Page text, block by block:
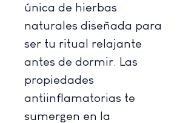
única de hierbas
naturales diseñada para
ser tu ritual relajante
antes de dormir. Las
propiedades
antiinflamatorias te
sumergen en la